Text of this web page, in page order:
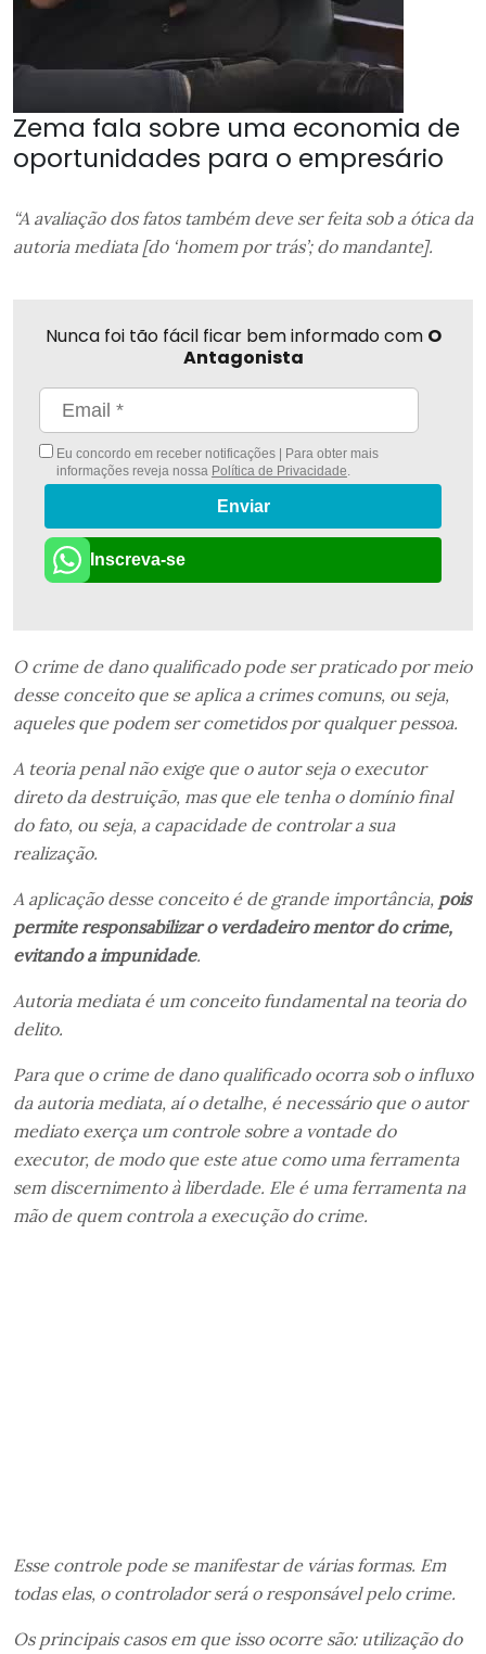
Zema fala sobre uma economia de
oportunidades para o empresário
“A avaliação dos fatos também deve ser feita sob a ótica da
autoria mediata [do ‘homem por trás’; do mandante].
Nunca foi tão fácil ficar bem informado com O
Antagonista
Eu concordo em receber notificações | Para obter mais
informações reveja nossa Política de Privacidade.
Enviar
Inscreva-se
O crime de dano qualificado pode ser praticado por meio
desse conceito que se aplica a crimes comuns, ou seja,
aqueles que podem ser cometidos por qualquer pessoa.
A teoria penal não exige que o autor seja o executor
direto da destruição, mas que ele tenha o domínio final
do fato, ou seja, a capacidade de controlar a sua
realização.
A aplicação desse conceito é de grande importância, pois
permite responsabilizar o verdadeiro mentor do crime,
evitando a impunidade.
Autoria mediata é um conceito fundamental na teoria do
delito.
Para que o crime de dano qualificado ocorra sob o influxo
da autoria mediata, aí o detalhe, é necessário que o autor
mediato exerça um controle sobre a vontade do
executor, de modo que este atue como uma ferramenta
sem discernimento à liberdade. Ele é uma ferramenta na
mão de quem controla a execução do crime.
Esse controle pode se manifestar de várias formas. Em
todas elas, o controlador será o responsável pelo crime.
Os principais casos em que isso ocorre são: utilização do